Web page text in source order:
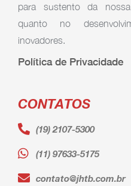
para sustento da
quanto no
inovadores.
Política de Privacidade
CONTATOS
(19) 2107-5300
(11) 97633-5175
contato@jhtb.com.br